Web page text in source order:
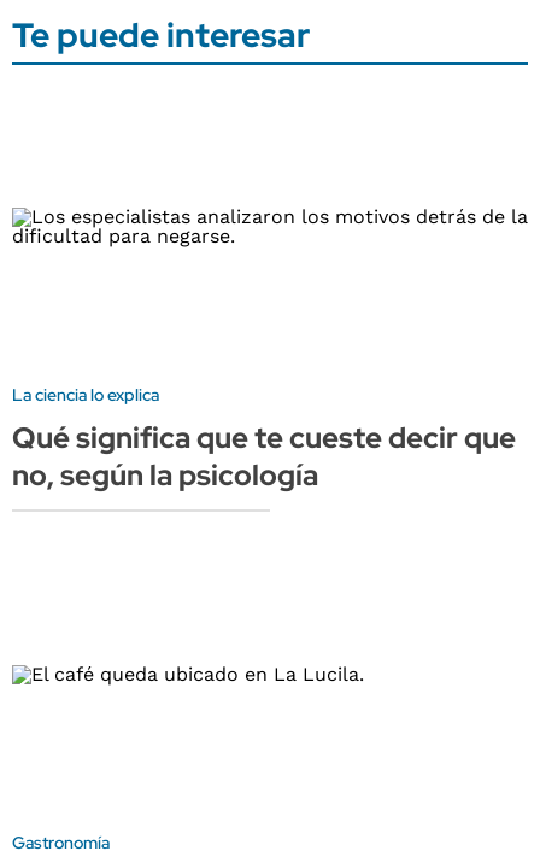
Te puede interesar
La ciencia lo explica
Qué significa que te cueste decir que
no, según la psicología
Gastronomía